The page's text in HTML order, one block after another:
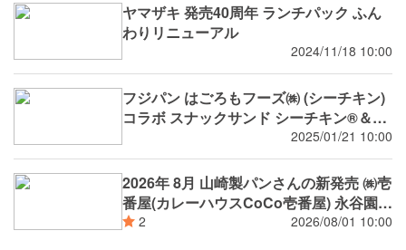
ヤマザキ 発売40周年 ランチパック ふん
わりリニューアル
2024/11/18 10:00
フジパン はごろもフーズ㈱ (シーチキン)
コラボ スナックサンド シーチキン®️＆タ
2025/01/21 10:00
2026年 8月 山崎製パンさんの新発売 ㈱壱
番屋(カレーハウスCoCo壱番屋) 永谷園
(広東風かに玉 麻婆春雨) 新潟市消防局 ㈱
2 2026/08/01 10:00